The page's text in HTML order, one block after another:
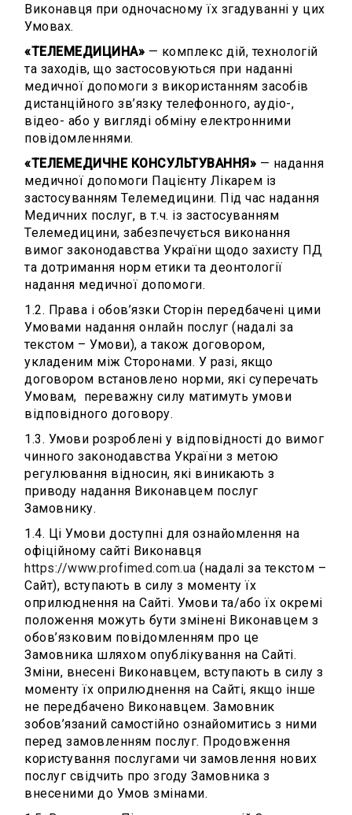
Виконавця при одночасному їх згадуванні у цих
Умовах.
«ТЕЛЕМЕДИЦИНА» — комплекс дій, технологій
та заходів, що застосовуються при наданні
медичної допомоги з використанням засобів
дистанційного зв’язку телефонного, аудіо-,
відео- або у вигляді обміну електронними
повідомленнями.
«ТЕЛЕМЕДИЧНЕ КОНСУЛЬТУВАННЯ» — надання
медичної допомоги Пацієнту Лікарем із
застосуванням Телемедицини. Під час надання
Медичних послуг, в т.ч. із застосуванням
Телемедицини, забезпечується виконання
вимог законодавства України щодо захисту ПД
та дотримання норм етики та деонтології
надання медичної допомоги.
1.2. Права і обов’язки Сторін передбачені цими
Умовами надання онлайн послуг (надалі за
текстом – Умови), а також договором,
укладеним між Сторонами. У разі, якщо
договором встановлено норми, які суперечать
Умовам, переважну силу матимуть умови
відповідного договору.
1.3. Умови розроблені у відповідності до вимог
чинного законодавства України з метою
регулювання відносин, які виникають з
приводу надання Виконавцем послуг
Замовнику.
1.4. Ці Умови доступні для ознайомлення на
офіційному сайті Виконавця
https://www.profimed.com.ua (надалі за текстом –
Сайт), вступають в силу з моменту їх
оприлюднення на Сайті. Умови та/або їх окремі
положення можуть бути змінені Виконавцем з
обов’язковим повідомленням про це
Замовника шляхом опублікування на Сайті.
Зміни, внесені Виконавцем, вступають в силу з
моменту їх оприлюднення на Сайті, якщо інше
не передбачено Виконавцем. Замовник
зобов’язаний самостійно ознайомитись з ними
перед замовленням послуг. Продовження
користування послугами чи замовлення нових
послуг свідчить про згоду Замовника з
внесеними до Умов змінами.